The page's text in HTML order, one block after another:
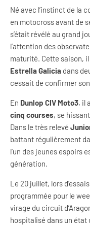
Né avec l’instinct de la
en motocross avant de
s’était révélé au grand
l’attention des
maturité. Cette saison,
Estrella Galicia dans
cessait de confirmer
En Dunlop CIV Moto3, il
cinq courses, se
Dans le très relevé
battant régulièrement
l’un des jeunes espoirs
génération.
Le 20 juillet, lors
programmée pour le
virage du circuit
hospitalisé dans un